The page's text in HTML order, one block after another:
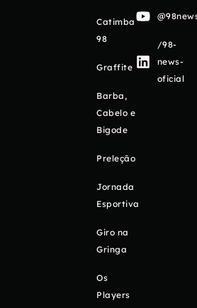
Catimba
98
Graffite
Barba,
Cabelo e
Bigode
Preleção
Jornada
Esportiva
Giro na
Gringa
Os
Players
/98-
news-
oficial